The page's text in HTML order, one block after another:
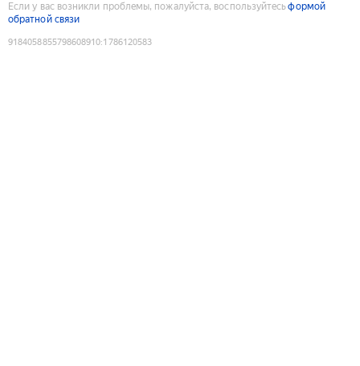
Если у вас возникли проблемы, пожалуйста, воспользуйтесьформой
обратной связи
9184058855798608910:1786120583